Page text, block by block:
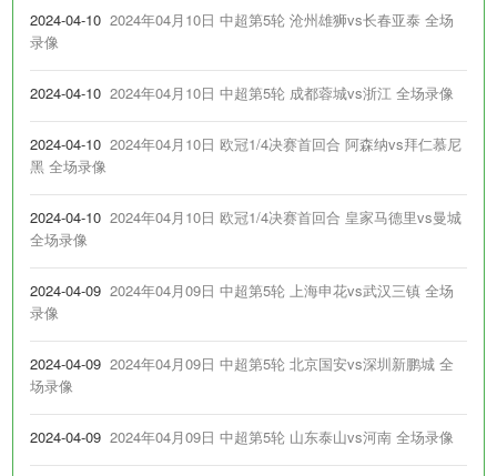
2024-04-10 2024年04月10日 中超第5轮 沧州雄狮vs长春亚泰 全场
录像
2024-04-10 2024年04月10日 中超第5轮 成都蓉城vs浙江 全场录像
2024-04-10 2024年04月10日 欧冠1/4决赛首回合 阿森纳vs拜仁慕尼
黑 全场录像
2024-04-10 2024年04月10日 欧冠1/4决赛首回合 皇家马德里vs曼城
全场录像
2024-04-09 2024年04月09日 中超第5轮 上海申花vs武汉三镇 全场
录像
2024-04-09 2024年04月09日 中超第5轮 北京国安vs深圳新鹏城 全
场录像
2024-04-09 2024年04月09日 中超第5轮 山东泰山vs河南 全场录像